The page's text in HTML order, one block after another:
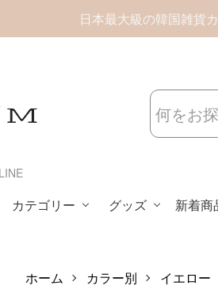
日本最大級の韓国雑貨
カテゴリー グッズ 新着商
ホーム カラー別 イエロー